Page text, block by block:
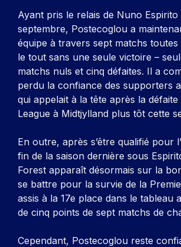
Ayant pris le relais de Nuno
septembre, Postecoglou a
équipe à travers sept matchs toutes
le tout sans une seule victoire –
matchs nuls et cinq défaites. Il a
perdu la confiance des supporters
qui appelait à la tête après la
League à Midtjylland plus tôt cette
En outre, après s’être qualifié pour
fin de la saison dernière sous
Forest apparaît désormais sur la
se battre pour la survie de la
assis à la 17e place dans le tableau
de cinq points de sept matchs de
Cependant, Postecoglou reste